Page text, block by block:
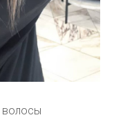
волосы